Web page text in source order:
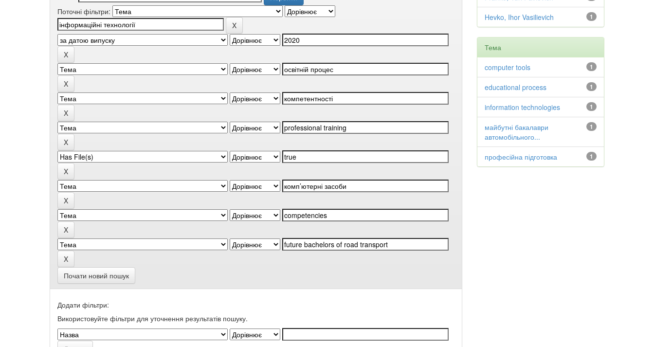
Поточні фільтри:
Почати новий пошук
Додати фільтри:
Використовуйте фільтри для уточнення результатів пошуку.
1
Hevko, Ihor Vasilievich
Тема
1
computer tools
1
educational process
1
information technologies
1
майбутні бакалаври
автомобільного...
1
професійна підготовка